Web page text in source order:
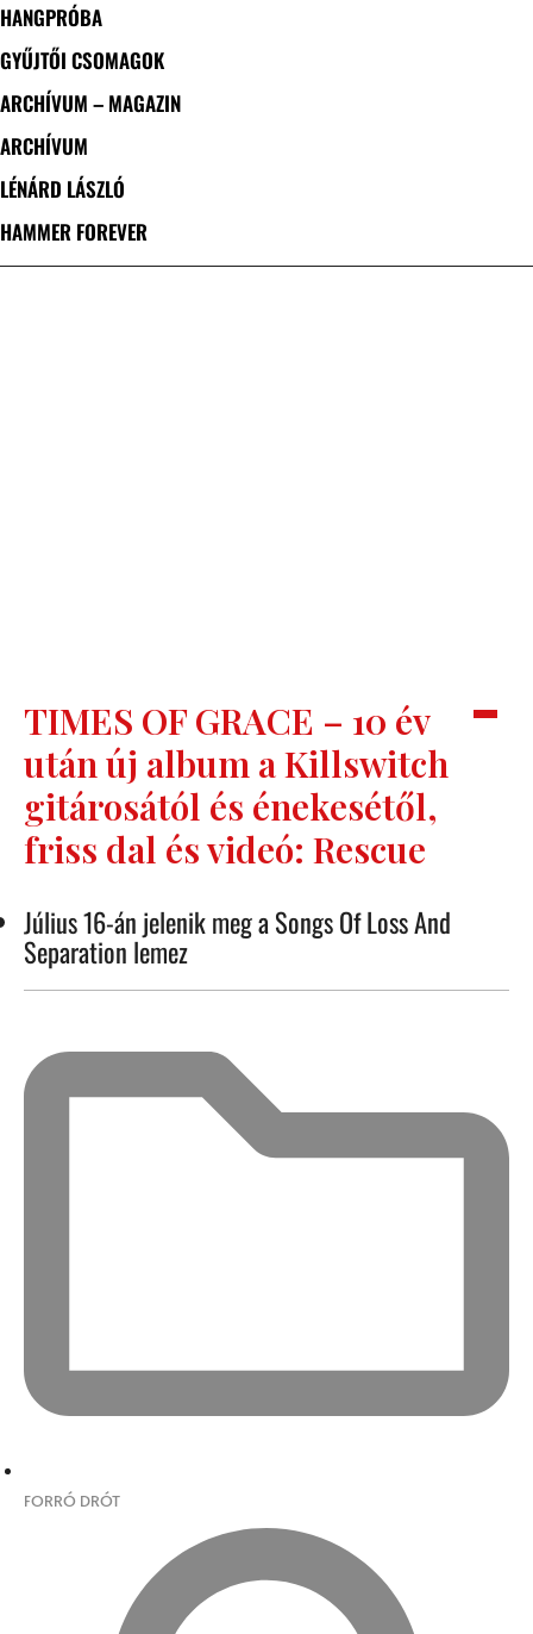
HANGPRÓBA
GYŰJTŐI CSOMAGOK
ARCHÍVUM – MAGAZIN
ARCHÍVUM
LÉNÁRD LÁSZLÓ
HAMMER FOREVER
TIMES OF GRACE – 10 év
után új album a Killswitch
gitárosától és énekesétől,
friss dal és videó: Rescue
Július 16-án jelenik meg a Songs Of Loss And
Separation lemez
FORRÓ DRÓT